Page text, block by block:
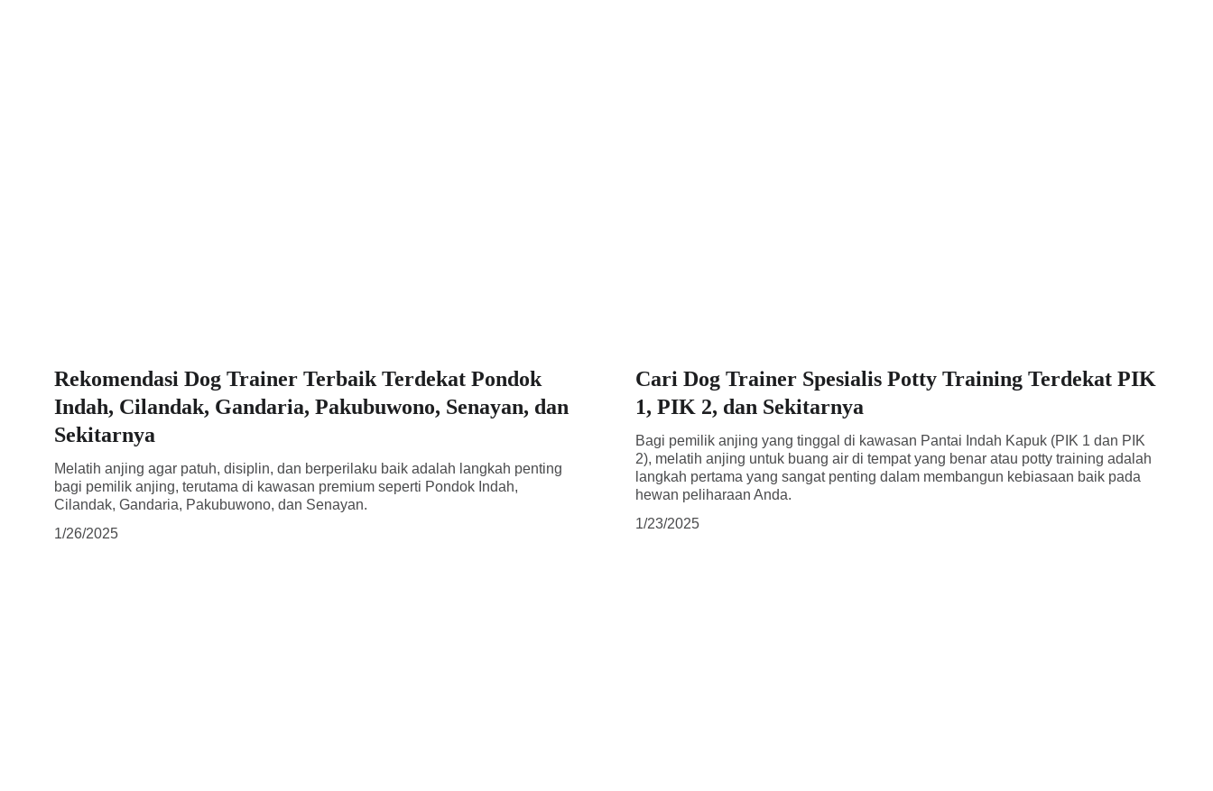
Rekomendasi Dog Trainer Terbaik Terdekat Pondok
Indah, Cilandak, Gandaria, Pakubuwono, Senayan, dan
Sekitarnya
Melatih anjing agar patuh, disiplin, dan berperilaku baik adalah langkah penting
bagi pemilik anjing, terutama di kawasan premium seperti Pondok Indah,
Cilandak, Gandaria, Pakubuwono, dan Senayan.
1/26/2025
Cari Dog Trainer Spesialis Potty Training Terdekat PIK
1, PIK 2, dan Sekitarnya
Bagi pemilik anjing yang tinggal di kawasan Pantai Indah Kapuk (PIK 1 dan PIK
2), melatih anjing untuk buang air di tempat yang benar atau potty training adalah
langkah pertama yang sangat penting dalam membangun kebiasaan baik pada
hewan peliharaan Anda.
1/23/2025